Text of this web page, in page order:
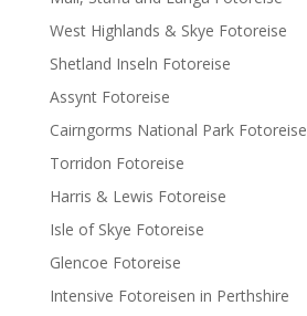
West Highlands & Skye Fotoreise
Shetland Inseln Fotoreise
Assynt Fotoreise
Cairngorms National Park Fotoreise
Torridon Fotoreise
Harris & Lewis Fotoreise
Isle of Skye Fotoreise
Glencoe Fotoreise
Intensive Fotoreisen in Perthshire